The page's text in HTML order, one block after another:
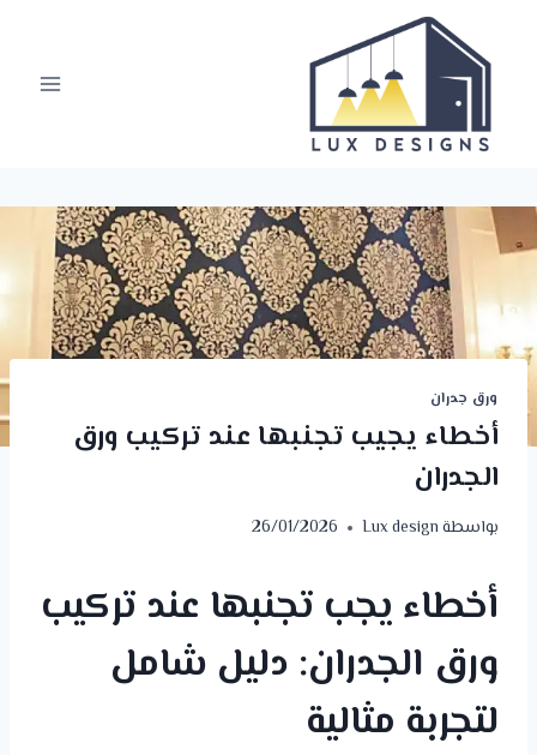
المحتوى
ورق جدران
أخطاء يجيب تجنبها عند تركيب ورق
الجدران
بواسطةLux design
26/01/2026
أخطاء يجب تجنبها عند تركيب
ورق الجدران: دليل شامل
لتجربة مثالية